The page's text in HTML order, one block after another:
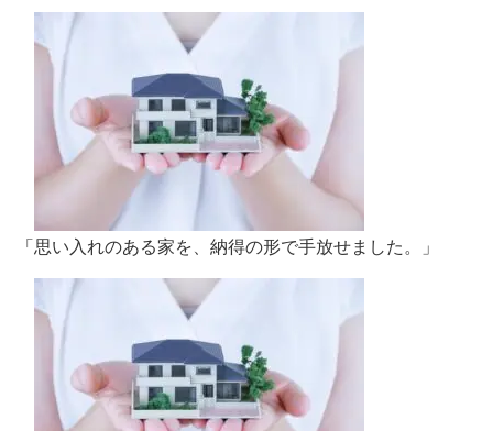
「思い入れのある家を、納得の形で手放せました。」